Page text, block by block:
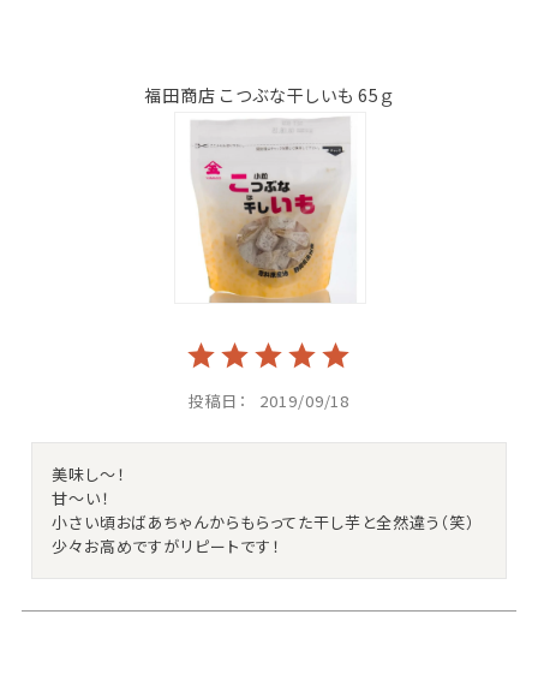
福田商店 こつぶな干しいも 65ｇ
投稿日 2019/09/18
美味し～！
甘～い！
小さい頃おばあちゃんからもらってた干し芋と全然違う（笑）
少々お高めですがリピートです！